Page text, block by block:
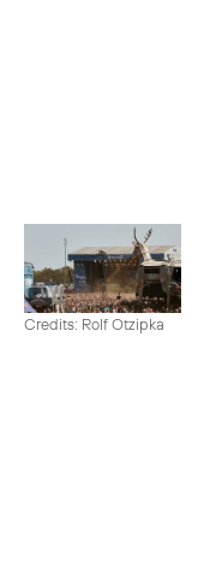
Credits: Rolf Otzipka